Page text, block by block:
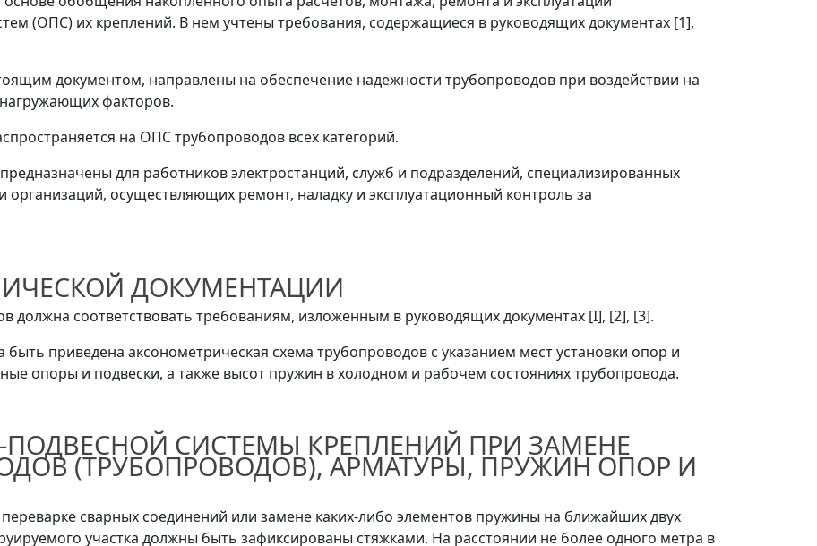
(ОПС) их креплений. В нем учтены требования, содержащиеся в руководящих документах [1],
документом, направлены на обеспечение надежности трубопроводов при воздействии на
факторов.
на ОПС трубопроводов всех категорий.
для работников электростанций, служб и подразделений, специализированных
осуществляющих ремонт, наладку и эксплуатационный контроль за
ДОКУМЕНТАЦИИ
должна соответствовать требованиям, изложенным в руководящих документах [I], [2], [3].
приведена аксонометрическая схема трубопроводов с указанием мест установки опор и
опоры и подвески, а также высот пружин в холодном и рабочем состояниях трубопровода.
ПОДВЕСНОЙ СИСТЕМЫ КРЕПЛЕНИЙ ПРИ ЗАМЕНЕ
(ТРУБОПРОВОДОВ), АРМАТУРЫ, ПРУЖИН ОПОР И
сварных соединений или замене каких-либо элементов пружины на ближайших двух
участка должны быть зафиксированы стяжками. На расстоянии не более одного метра в